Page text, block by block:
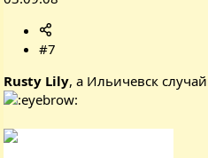
#7
Rusty Lily, а Ильичевск